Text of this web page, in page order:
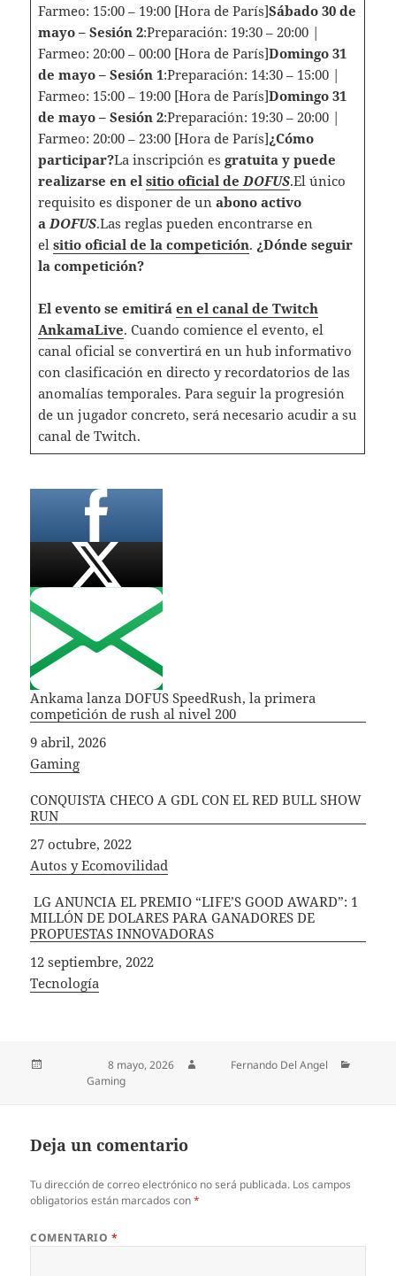
Farmeo: 15:00 – 19:00 [Hora de París]Sábado 30 de
mayo – Sesión 2:Preparación: 19:30 – 20:00 |
Farmeo: 20:00 – 00:00 [Hora de París]Domingo 31
de mayo – Sesión 1:Preparación: 14:30 – 15:00 |
Farmeo: 15:00 – 19:00 [Hora de París]Domingo 31
de mayo – Sesión 2:Preparación: 19:30 – 20:00 |
Farmeo: 20:00 – 23:00 [Hora de París]¿Cómo
participar?La inscripción es gratuita y puede
realizarse en el sitio oficial deDOFUS.El único
requisito es disponer de un abono activo
aDOFUS.Las reglas pueden encontrarse en
el sitio oficial de la competición. ¿Dónde seguir
la competición?
El evento se emitirá en el canal de Twitch
AnkamaLive. Cuando comience el evento, el
canal oficial se convertirá en un hub informativo
con clasificación en directo y recordatorios de las
anomalías temporales. Para seguir la progresión
de un jugador concreto, será necesario acudir a su
canal de Twitch.
Ankama lanza DOFUS SpeedRush, la primera
competición de rush al nivel 200
Fecha
9 abril, 2026
In relation to
Gaming
CONQUISTA CHECO A GDL CON EL RED BULL SHOW
RUN
Fecha
27 octubre, 2022
In relation to
Autos y Ecomovilidad
LG ANUNCIA EL PREMIO “LIFE’S GOOD AWARD”: 1
MILLÓN DE DOLARES PARA GANADORES DE
PROPUESTAS INNOVADORAS
Fecha
12 septiembre, 2022
In relation to
Tecnología
Publicado el8 mayo, 2026
Fernando Del Angel
CategoríasGaming
Deja un comentario
Tu dirección de correo electrónico no será publicada. Los campos
obligatorios están marcados con*
COMENTARIO *